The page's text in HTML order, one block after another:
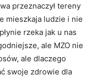
przeznaczył tereny
mieszkaja ludzie i nie
rzeka jak u nas
ale MZO nie
ale dlaczego
swoje zdrowie dla